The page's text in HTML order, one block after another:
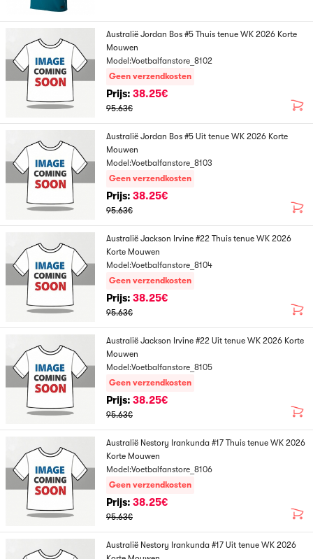
Australië Jordan Bos #5 Thuis tenue WK 2026 Korte
Mouwen
Model:Voetbalfanstore_8102
Geen verzendkosten
Prijs: 38.25€
95.63€
Australië Jordan Bos #5 Uit tenue WK 2026 Korte
Mouwen
Model:Voetbalfanstore_8103
Geen verzendkosten
Prijs: 38.25€
95.63€
Australië Jackson Irvine #22 Thuis tenue WK 2026
Korte Mouwen
Model:Voetbalfanstore_8104
Geen verzendkosten
Prijs: 38.25€
95.63€
Australië Jackson Irvine #22 Uit tenue WK 2026 Korte
Mouwen
Model:Voetbalfanstore_8105
Geen verzendkosten
Prijs: 38.25€
95.63€
Australië Nestory Irankunda #17 Thuis tenue WK 2026
Korte Mouwen
Model:Voetbalfanstore_8106
Geen verzendkosten
Prijs: 38.25€
95.63€
Australië Nestory Irankunda #17 Uit tenue WK 2026